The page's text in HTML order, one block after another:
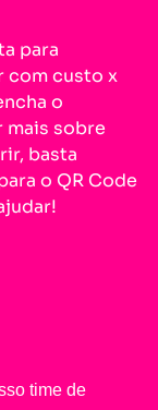
para
com custo x
o
mais sobre
basta
o QR Code
time de